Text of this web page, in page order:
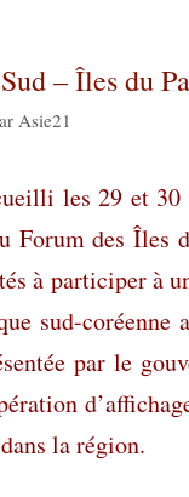
– Îles du
Asie21
les 29 et
Forum des Îles
à participer à
sud-coréenne
par le
la région.